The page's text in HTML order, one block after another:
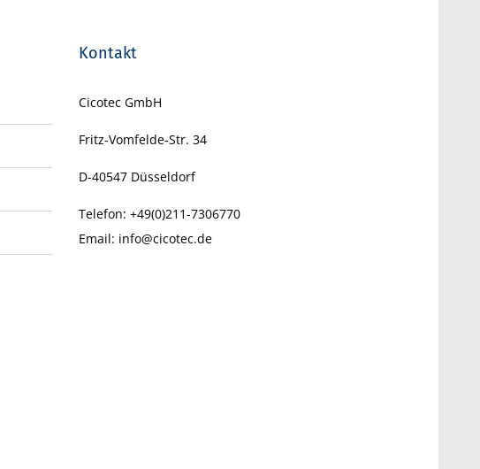
Kontakt
Cicotec GmbH
Fritz-Vomfelde-Str. 34
D-40547 Düsseldorf
Telefon:+49(0)211-7306770
Email: info@cicotec.de